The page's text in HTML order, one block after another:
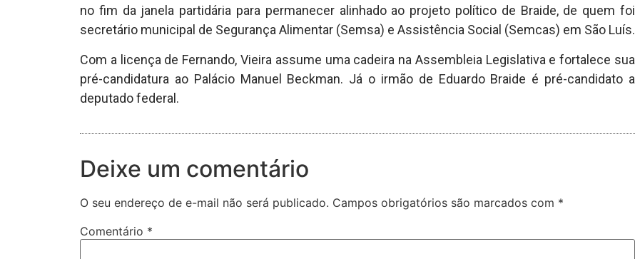
no fim da janela partidária para permanecer alinhado ao projeto político de Braide, de quem foi
secretário municipal de Segurança Alimentar (Semsa) e Assistência Social (Semcas) em São Luís.
Com a licença de Fernando, Vieira assume uma cadeira na Assembleia Legislativa e fortalece sua
pré-candidatura ao Palácio Manuel Beckman. Já o irmão de Eduardo Braide é pré-candidato a
deputado federal.
Deixe um comentário
O seu endereço de e-mail não será publicado. Campos obrigatórios são marcados com *
Comentário *